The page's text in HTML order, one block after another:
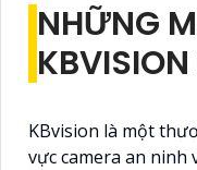
NHỮNG
KBvision là một
vực camera an ninh